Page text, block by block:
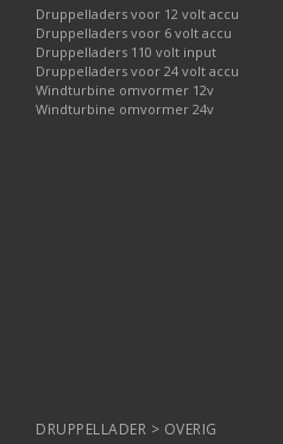
Druppelladers voor 12 volt accu
Druppelladers voor 6 volt accu
Druppelladers 110 volt input
Druppelladers voor 24 volt accu
Windturbine omvormer 12v
Windturbine omvormer 24v
DRUPPELLADER > OVERIG